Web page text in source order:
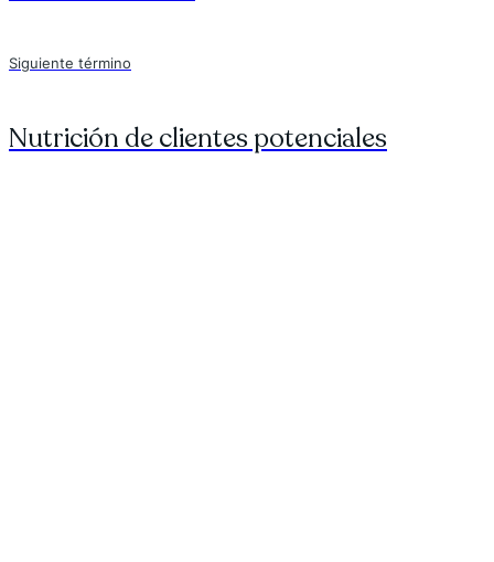
Siguiente término
Nutrición de clientes potenciales